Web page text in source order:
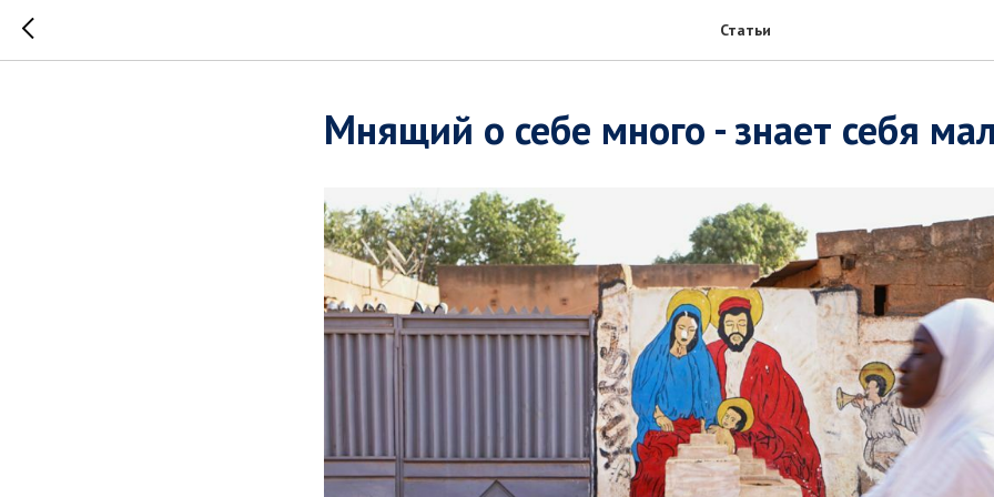
Статьи
Мнящий о себе много - знает себя